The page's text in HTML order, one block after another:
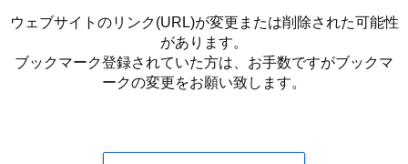
ウェブサイトのリンク(URL)が変更または削除された可能性
があります。
ブックマーク登録されていた方は、お手数ですがブックマ
ークの変更をお願い致します。